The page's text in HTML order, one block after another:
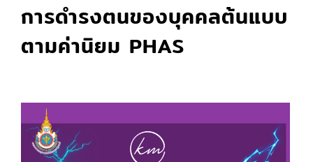
การดำรงตนของบุคคลต้นแบบ
ตามค่านิยม PHAS